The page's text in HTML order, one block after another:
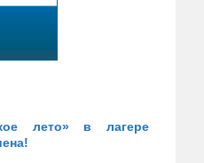
лето» в лагере